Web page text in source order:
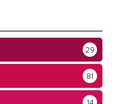
29
81